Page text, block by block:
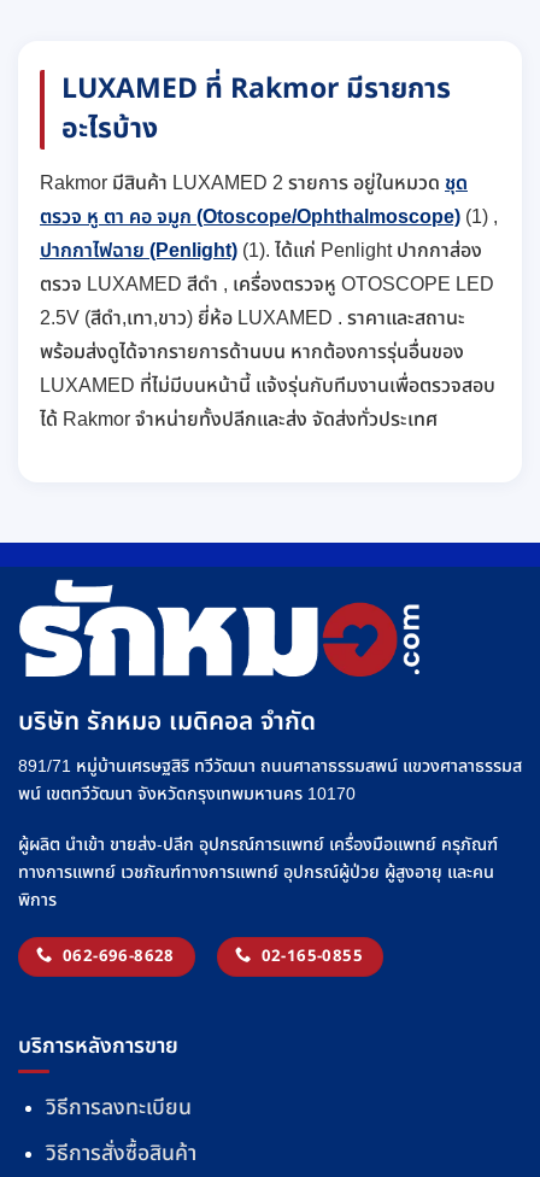
may
on
the
product
page
LUXAMED ที่ Rakmor มีรายการ
อะไรบ้าง
Rakmor มีสินค้า LUXAMED 2 รายการ อยู่ในหมวด ชุด
ตรวจ หู ตา คอ จมูก (Otoscope/Ophthalmoscope) (1) ,
ปากกาไฟฉาย (Penlight) (1). ได้แก่ Penlight ปากกาส่อง
ตรวจ LUXAMED สีดำ , เครื่องตรวจหู OTOSCOPE LED
2.5V (สีดำ,เทา,ขาว) ยี่ห้อ LUXAMED . ราคาและสถานะ
พร้อมส่งดูได้จากรายการด้านบน หากต้องการรุ่นอื่นของ
LUXAMED ที่ไม่มีบนหน้านี้ แจ้งรุ่นกับทีมงานเพื่อตรวจสอบ
ได้ Rakmor จำหน่ายทั้งปลีกและส่ง จัดส่งทั่วประเทศ
บริษัท รักหมอ เมดิคอล จำกัด
891/71 หมู่บ้านเศรษฐสิริ ทวีวัฒนา ถนนศาลาธรรมสพน์ แขวงศาลาธรรมส
พน์ เขตทวีวัฒนา จังหวัดกรุงเทพมหานคร 10170
ผู้ผลิต นำเข้า ขายส่ง-ปลีก อุปกรณ์การแพทย์ เครื่องมือแพทย์ ครุภัณฑ์
ทางการแพทย์ เวชภัณฑ์ทางการแพทย์ อุปกรณ์ผู้ป่วย ผู้สูงอายุ และคน
พิการ
062-696-8628 02-165-0855
บริการหลังการขาย
วิธีการลงทะเบียน
วิธีการสั่งซื้อสินค้า